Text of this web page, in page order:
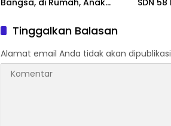
Bangsa, di Rumah, Anak
Belum Dibayar
SDN
Tinggalkan Balasan
Alamat email Anda tidak akan